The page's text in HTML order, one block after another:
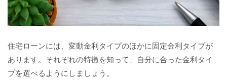
住宅ローンには、変動金利タイプのほかに固定金利タイプが
あります。それぞれの特徴を知って、自分に合った金利タイ
プを選べるようにしましょう。